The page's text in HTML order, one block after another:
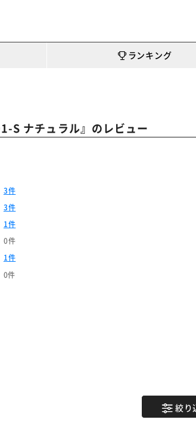
ランキング
S ナチュラル』のレビュー
3件
3件
1件
0件
1件
0件
絞り